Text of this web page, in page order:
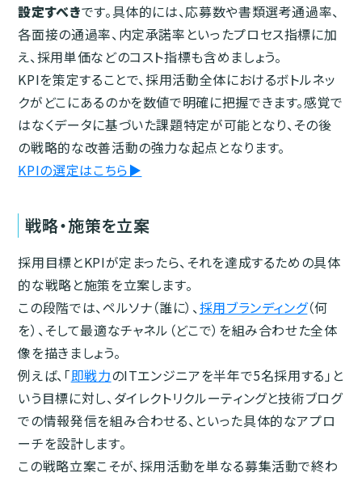
設定すべきです。具体的には、応募数や書類選考通過率、
各面接の通過率、内定承諾率といったプロセス指標に加
え、採用単価などのコスト指標も含めましょう。
KPIを策定することで、採用活動全体におけるボトルネッ
クがどこにあるのかを数値で明確に把握できます。感覚で
はなくデータに基づいた課題特定が可能となり、その後
の戦略的な改善活動の強力な起点となります。
KPIの選定はこちら▶︎
戦略・施策を立案
採用目標とKPIが定まったら、それを達成するための具体
的な戦略と施策を立案します。
この段階では、ペルソナ（誰に）、採用ブランディング（何
を）、そして最適なチャネル（どこで）を組み合わせた全体
像を描きましょう。
例えば、「即戦力のITエンジニアを半年で5名採用する」と
いう目標に対し、ダイレクトリクルーティングと技術ブログ
での情報発信を組み合わせる、といった具体的なアプロ
ーチを設計します。
この戦略立案こそが、採用活動を単なる募集活動で終わ